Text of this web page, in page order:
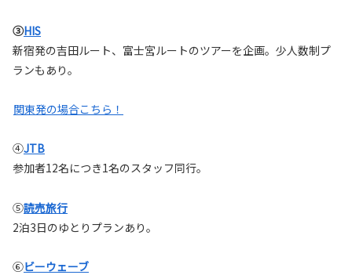
③HIS
新宿発の吉田ルート、富士宮ルートのツアーを企画。少人数制プ
ランもあり。
関東発の場合こちら！
④JTB
参加者12名につき1名のスタッフ同行。
⑤読売旅行
2泊3日のゆとりプランあり。
⑥ビーウェーブ